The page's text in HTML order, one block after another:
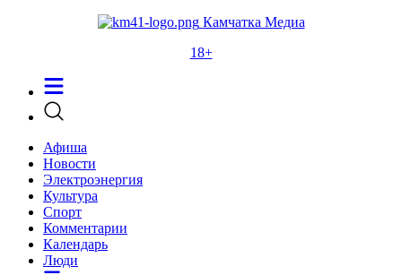
Камчатка Медиа
18+
Афиша
Новости
Электроэнергия
Культура
Спорт
Комментарии
Календарь
Люди